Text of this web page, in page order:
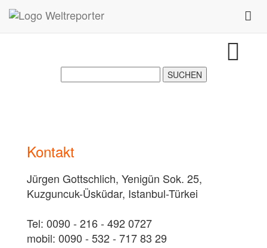
Zum Inhalt springen
Kontakt
Jürgen Gottschlich, Yenigün Sok. 25,
Kuzguncuk-Üsküdar, Istanbul-Türkei
Tel: 0090 - 216 - 492 0727
mobil: 0090 - 532 - 717 83 29